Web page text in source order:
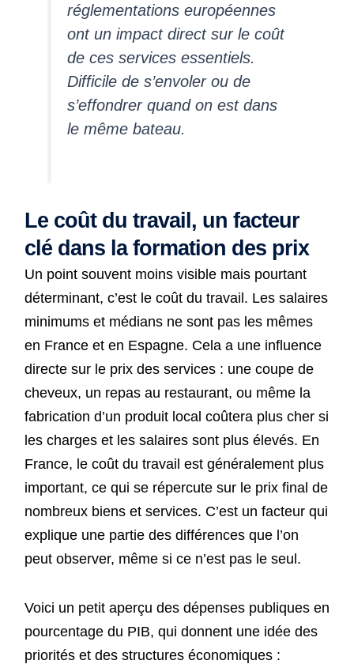
réglementations européennes
ont un impact direct sur le coût
de ces services essentiels.
Difficile de s’envoler ou de
s’effondrer quand on est dans
le même bateau.
Le coût du travail, un facteur
clé dans la formation des prix
Un point souvent moins visible mais pourtant
déterminant, c’est le coût du travail. Les salaires
minimums et médians ne sont pas les mêmes
en France et en Espagne. Cela a une influence
directe sur le prix des services : une coupe de
cheveux, un repas au restaurant, ou même la
fabrication d’un produit local coûtera plus cher si
les charges et les salaires sont plus élevés. En
France, le coût du travail est généralement plus
important, ce qui se répercute sur le prix final de
nombreux biens et services. C’est un facteur qui
explique une partie des différences que l’on
peut observer, même si ce n’est pas le seul.
Voici un petit aperçu des dépenses publiques en
pourcentage du PIB, qui donnent une idée des
priorités et des structures économiques :